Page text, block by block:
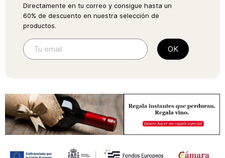
Directamente en tu correo y consigue hasta un
60% de descuento en nuestra selección de
productos.